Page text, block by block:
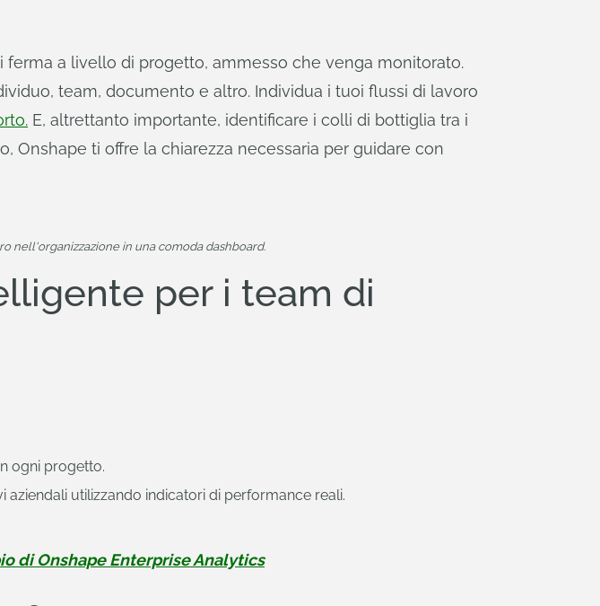
a livello di progetto, ammesso che venga monitorato.
team, documento e altro. Individua i tuoi flussi di lavoro
E, altrettanto importante, identificare i colli di bottiglia tra i
Onshape ti offre la chiarezza necessaria per guidare con
nell'organizzazione in una comoda dashboard.
per i team di
ogni progetto.
utilizzando indicatori di performance reali.
di Onshape Enterprise Analytics